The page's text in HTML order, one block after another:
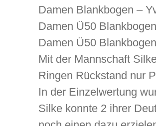
Damen Blankbogen –
Damen Ü50
Damen Ü50
Mit der Mannschaft
Ringen Rückstand nur
In der Einzelwertung
Silke konnte 2 ihrer